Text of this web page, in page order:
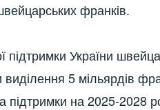
франків.
підтримки України
5 мільярдів
підтримки на 2025-2028